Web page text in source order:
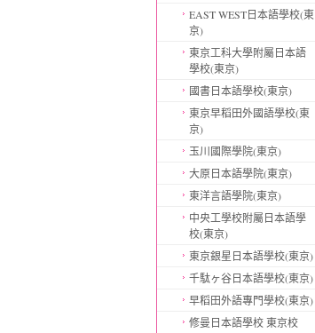
EAST WEST日本語學校(東
京)
東京工科大學附屬日本語
學校(東京)
國書日本語學校(東京)
東京早稻田外國語學校(東
京)
玉川國際學院(東京)
大原日本語學院(東京)
東洋言語學院(東京)
中央工學校附屬日本語學
校(東京)
東京銀星日本語學校(東京)
千駄ヶ谷日本語學校(東京)
早稻田外語專門學校(東京)
修曼日本語學校 東京校